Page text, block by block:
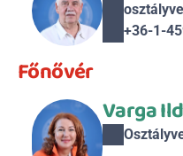
+36-1-
Főnővér
Varga